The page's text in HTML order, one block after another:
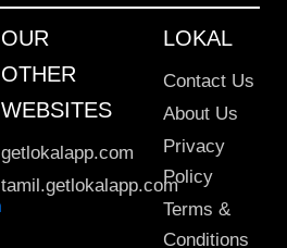
OUR
OTHER
WEBSITES
getlokalapp.com
tamil.getlokalapp.com
LOKAL
Contact Us
About Us
Privacy
Policy
Terms &
Conditions